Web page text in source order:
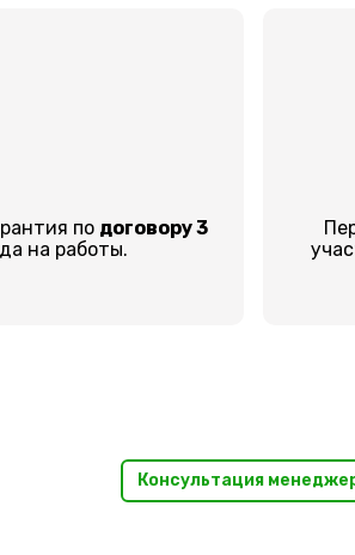
по договору 3
на работы.
Консультация